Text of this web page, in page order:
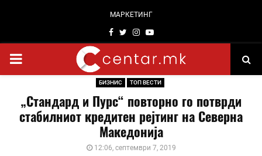
МАРКЕТИНГ
Facebook
TwitterInstagram
Youtube
PRIMARY
БИЗНИС ТОП ВЕСТИ
„Стандард и Пурс“ повторно го потврди
стабилниот кредитен рејтинг на Северна
Македонија
12:06, септември 7, 2019